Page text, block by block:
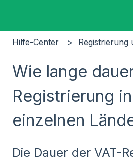
Hilfe-Center Registrierung
Wie lange
Registrierung
einzelnen
Die Dauer der VAT-